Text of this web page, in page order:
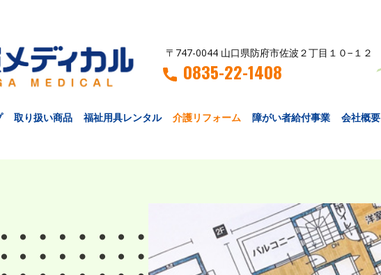
〒747-0044 山口県防府市佐波２丁目１０−１２
0835-22-1408
取り扱い商品 福祉用具レンタル 介護リフォーム 障がい者給付事業 会社概要